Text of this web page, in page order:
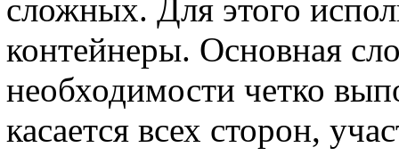
сложных. Для этого
контейнеры. Основная
необходимости четко
касается всех сторон,